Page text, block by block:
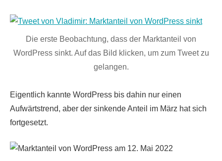
Die erste Beobachtung, dass der Marktanteil von
WordPress sinkt. Auf das Bild klicken, um zum Tweet zu
gelangen.
Eigentlich kannte WordPress bis dahin nur einen
Aufwärtstrend, aber der sinkende Anteil im März hat sich
fortgesetzt.